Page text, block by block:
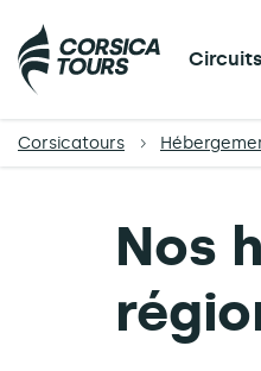
Corsicatours
Nos